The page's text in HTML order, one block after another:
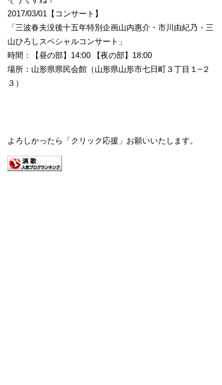
2017/03/01【コンサート】
「三波春夫没後十五年特別企画山内惠介・市川由紀乃・三
山ひろしスペシャルコンサート」
時間：【昼の部】14:00 【夜の部】18:00
場所：山形県県民会館（山形県山形市七日町３丁目１−２
３）
よろしかったら「クリック応援」お願いいたします。